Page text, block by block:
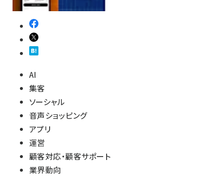
AI
集客
ソーシャル
音声ショッピング
アプリ
運営
顧客対応・顧客サポート
業界動向